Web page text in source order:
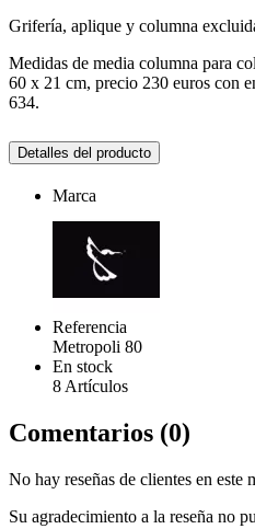
Grifería, aplique y columna
Medidas de media columna para
60 x 21 cm, precio 230 euros con
634.
Detalles del producto
Marca
Referencia
Metropoli 80
En stock
8 Artículos
Comentarios (0)
No hay reseñas de clientes en este
Su agradecimiento a la reseña no